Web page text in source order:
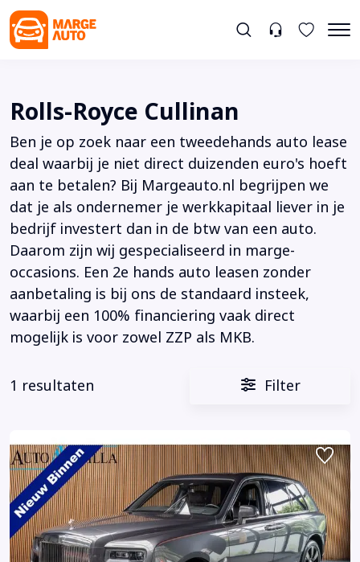
Rolls-Royce Cullinan
Ben je op zoek naar een tweedehands auto lease
deal waarbij je niet direct duizenden euro's hoeft
aan te betalen? Bij Margeauto.nl begrijpen we
dat je als ondernemer je werkkapitaal liever in je
bedrijf investert dan in de btw van een auto.
Daarom zijn wij gespecialiseerd in marge-
occasions. Een 2e hands auto leasen zonder
aanbetaling is bij ons de standaard insteek,
waarbij een 100% financiering vaak direct
mogelijk is voor zowel ZZP als MKB.
1 resultaten Filter